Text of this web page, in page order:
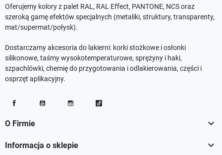
Oferujemy kolory z palet RAL, RAL Effect, PANTONE, NCS oraz
szeroką gamę efektów specjalnych (metaliki, struktury, transparenty,
mat/supermat/połysk).
Dostarczamy akcesoria do lakierni: korki stożkowe i osłonki
silikonowe, taśmy wysokotemperaturowe, sprężyny i haki,
szpachlówki, chemię do przygotowania i odlakierowania, części i
osprzęt aplikacyjny.
O Firmie 
Informacja o sklepie 